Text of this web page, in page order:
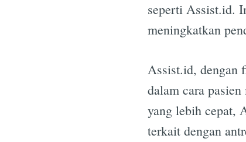
seperti Assist.id.
meningkatkan
Assist.id, dengan
dalam cara
yang lebih cepat,
terkait dengan